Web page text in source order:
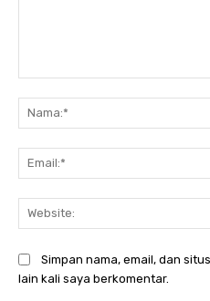
Simpan nama, email, dan
lain kali saya berkomentar.